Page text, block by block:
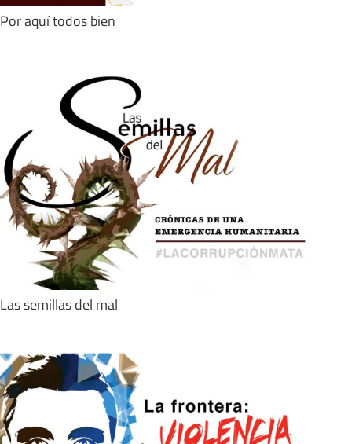
Por aquí todos bien
Las semillas del mal